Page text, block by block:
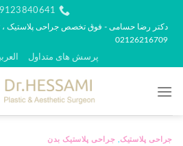
محتوا
دکتر رضا حسامی - فوق تخصص جراحی پلاستیک
02126216709
پرسش های متداول
جراحی پلاستیک جراحی پلاستیک بدن